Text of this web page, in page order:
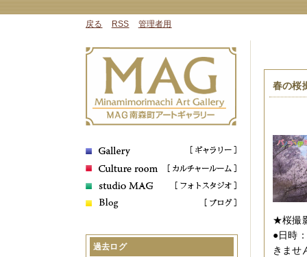
戻る RSS 管理者用
春の桜
★桜撮
●日時
きませ
過去ログ